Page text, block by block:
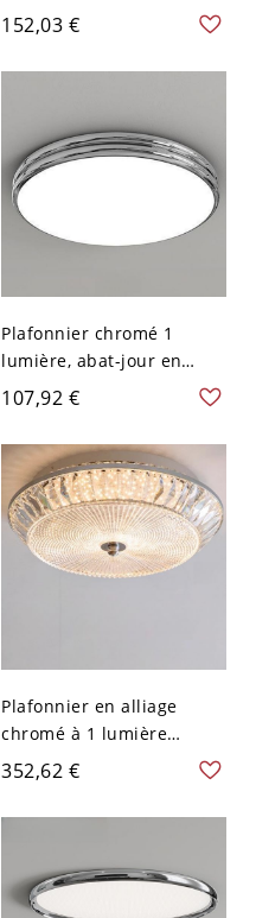
en plexiglas, LED en métal
pour salon, 110V-120V,
12", trois niveaux (lumière
de gradation)
152,03 €
Plafonnier chromé 1
lumière, abat-jour en
lucite, luminaire LED en
métal, montage encastré
pour usage résidentiel,
110V-120V, 12"
107,92 €
Plafonnier en alliage
chromé à 1 lumière
polygonale avec cristal
translucide, montage
apparent câblé - 110 V-
niveaux
352,62 €